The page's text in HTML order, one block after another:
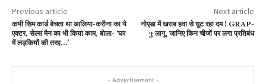
Previous article
कभी सिम कार्ड बेचता था आलिया-करीना का ये
एक्टर, सेल्स मैन का भी किया काम, बोला- ‘घर
में लड़कियों की तरह…’
Next article
नोएडा में खराब हवा से घुट रहा दम ! GRAP-
3 लागू, जानिए किन चीजों पर लगा प्रतिबंध
- Advertisement -